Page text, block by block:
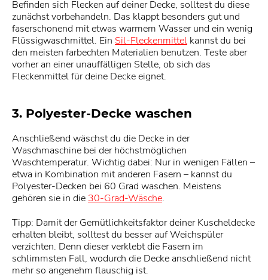
Befinden sich Flecken auf deiner Decke, solltest du diese
zunächst vorbehandeln. Das klappt besonders gut und
faserschonend mit etwas warmem Wasser und ein wenig
Flüssigwaschmittel. Ein Sil-Fleckenmittel kannst du bei
den meisten farbechten Materialien benutzen. Teste aber
vorher an einer unauffälligen Stelle, ob sich das
Fleckenmittel für deine Decke eignet.
3. Polyester-Decke waschen
Anschließend wäschst du die Decke in der
Waschmaschine bei der höchstmöglichen
Waschtemperatur. Wichtig dabei: Nur in wenigen Fällen –
etwa in Kombination mit anderen Fasern – kannst du
Polyester-Decken bei 60 Grad waschen. Meistens
gehören sie in die 30-Grad-Wäsche.
Tipp: Damit der Gemütlichkeitsfaktor deiner Kuscheldecke
erhalten bleibt, solltest du besser auf Weichspüler
verzichten. Denn dieser verklebt die Fasern im
schlimmsten Fall, wodurch die Decke anschließend nicht
mehr so angenehm flauschig ist.